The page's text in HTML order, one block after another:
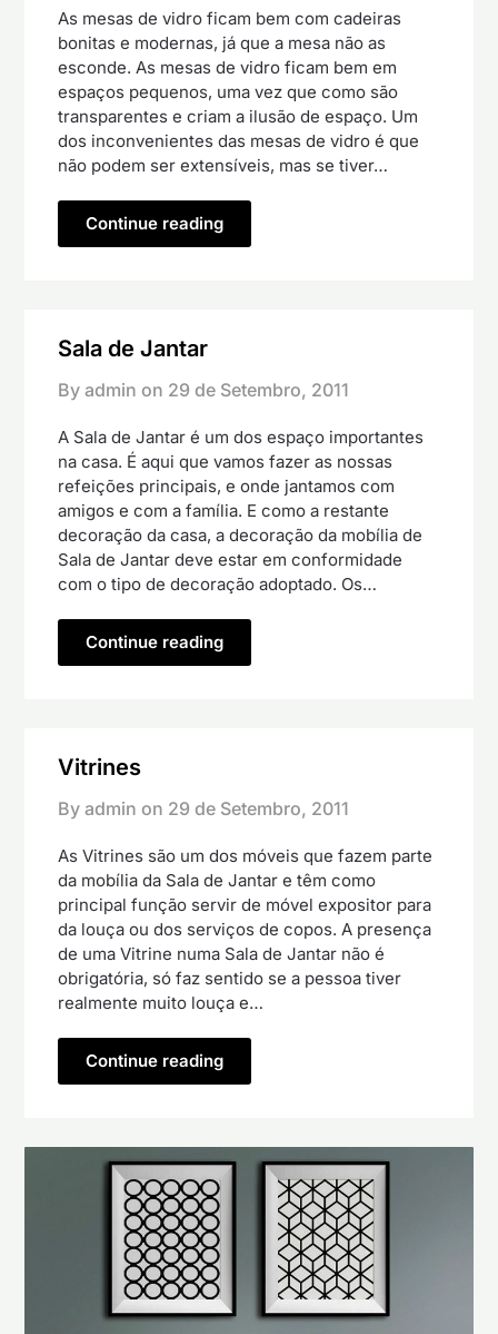
As mesas de vidro ficam bem com cadeiras
bonitas e modernas, já que a mesa não as
esconde. As mesas de vidro ficam bem em
espaços pequenos, uma vez que como são
transparentes e criam a ilusão de espaço. Um
dos inconvenientes das mesas de vidro é que
não podem ser extensíveis, mas se tiver…
Continue reading
Sala de Jantar
By admin on 29 de Setembro, 2011
A Sala de Jantar é um dos espaço importantes
na casa. É aqui que vamos fazer as nossas
refeições principais, e onde jantamos com
amigos e com a família. E como a restante
decoração da casa, a decoração da mobília de
Sala de Jantar deve estar em conformidade
com o tipo de decoração adoptado. Os…
Continue reading
Vitrines
By admin on 29 de Setembro, 2011
As Vitrines são um dos móveis que fazem parte
da mobília da Sala de Jantar e têm como
principal função servir de móvel expositor para
da louça ou dos serviços de copos. A presença
de uma Vitrine numa Sala de Jantar não é
obrigatória, só faz sentido se a pessoa tiver
realmente muito louça e…
Continue reading